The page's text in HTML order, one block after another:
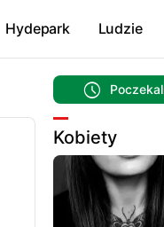
Hydepark Ludzie
Kobiety